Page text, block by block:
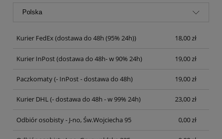
Kurier FedEx(dostawa do 48h (95% 24h)) 18,00 zł
Kurier InPost(dostawa do 48h- w 90% 24h) 19,00 zł
Paczkomaty(- InPost - dostawa do 48h) 19,00 zł
Kurier DHL(- dostawa do 48h - w 99% 24h) 23,00 zł
Odbiór osobisty - J-no, Św.Wojciecha 95 0,00 zł